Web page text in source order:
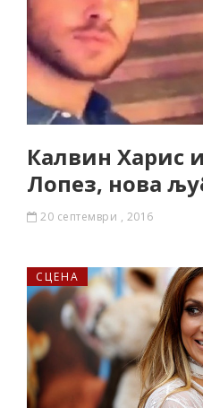
Калвин Харис
Лопез, нова
20 септември , 2016
СЦЕНА